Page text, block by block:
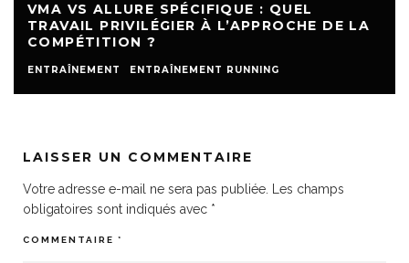
VMA VS ALLURE SPÉCIFIQUE : QUEL
TRAVAIL PRIVILÉGIER À L’APPROCHE DE LA
COMPÉTITION ?
ENTRAÎNEMENT ENTRAÎNEMENT RUNNING
LAISSER UN COMMENTAIRE
Votre adresse e-mail ne sera pas publiée.
Les champs
obligatoires sont indiqués avec *
COMMENTAIRE *